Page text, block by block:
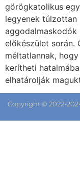
görögkatolikus
legyenek
aggodalmaskodók
előkészület során.
méltatlannak,
kerítheti
elhatárolják
Copyright © 2022-